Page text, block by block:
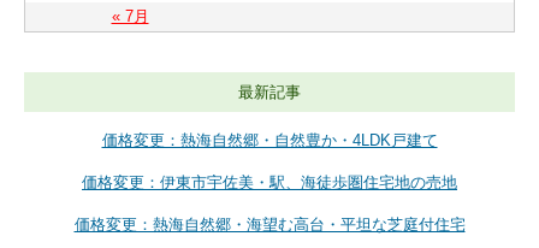
« 7月
最新記事
価格変更：熱海自然郷・自然豊か・4LDK戸建て
価格変更：伊東市宇佐美・駅、海徒歩圏住宅地の売地
価格変更：熱海自然郷・海望む高台・平坦な芝庭付住宅